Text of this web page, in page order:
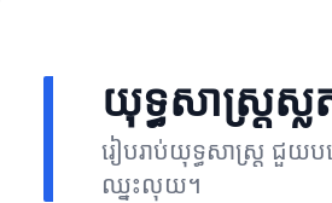
យុទ្ធសាស្ត្រស្ល
រៀបរាប់យុទ្ធសាស្ត្រ ជួយប
ឈ្នះលុយ។